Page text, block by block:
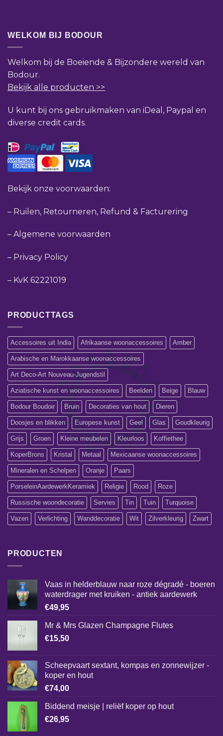
WELKOM BIJ BODOUR
Welkom bij de Boeiende & Bijzondere wereld van
Bodour.
Bekijk alle producten >>
U kunt bij ons gebruikmaken van iDeal, Paypal en
diverse credit cards.
Bekijk onze voorwaarden:
– Ruilen, Retourneren, Refund & Facturering
– Algemene voorwaarden
– Privacy Policy
– KvK 62221019
PRODUCTTAGS
Accessoires uit India Afrikaanse woonaccessoires Amber
Arabische en Marokkaanse woonaccessoires
Art Deco-Art Nouveau-Jugendstil
Aziatische kunst en woonaccessoires Beelden Beige Blauw
Bodour Boudoir Bruin Decoraties van hout Dieren
Doosjes en blikken Europese kunst Geel Glas Goudkleurig
Grijs Groen Kleine meubelen Kleurloos Koffiethee
KoperBrons Kristal Metaal Mexicaanse woonaccessoires
Mineralen en Schelpen Oranje Paars
PorseleinAardewerkKeramiek Religie Rood Roze
Russische woondecoratie Servies Tin Tuin Turquoise
Vazen Verlichting Wanddecoratie Wit Zilverkleurig Zwart
PRODUCTEN
Vaas in helderblauw naar roze dégradé - boeren
waterdrager met kruiken - antiek aardewerk
€49,95
Mr & Mrs Glazen Champagne Flutes
€15,50
Scheepvaart sextant, kompas en zonnewijzer -
koper en hout
€74,00
Biddend meisje | reliëf koper op hout
€26,95